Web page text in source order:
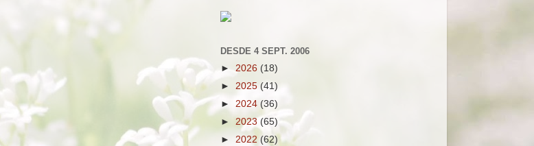
DESDE 4 SEPT. 2006
► 2026 (18)
► 2025 (41)
► 2024 (36)
► 2023 (65)
► 2022 (62)